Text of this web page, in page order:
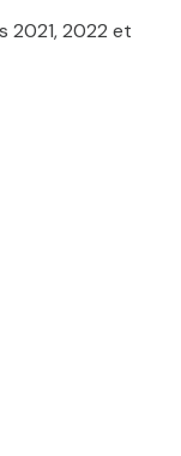
2021, 2022 et